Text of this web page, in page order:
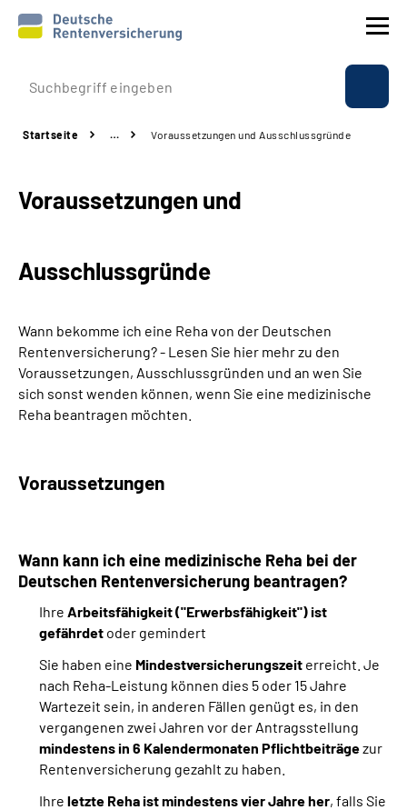
Prävention
Rente
Über uns & Presse
Online-Services
Mein Kundenportal
Startseite … Voraussetzungen und Ausschlussgründe
Voraussetzungen und
Ausschlussgründe
Wann bekomme ich eine Reha von der Deutschen
Rentenversicherung? - Lesen Sie hier mehr zu den
Voraussetzungen, Ausschlussgründen und an wen Sie
sich sonst wenden können, wenn Sie eine medizinische
Reha beantragen möchten.
Voraussetzungen
Wann kann ich eine medizinische Reha bei der
Deutschen Rentenversicherung beantragen?
Ihre Arbeitsfähigkeit ("Erwerbsfähigkeit") ist
gefährdet oder gemindert
Sie haben eine Mindestversicherungszeit erreicht. Je
nach Reha-Leistung können dies 5 oder 15 Jahre
Wartezeit sein, in anderen Fällen genügt es, in den
vergangenen zwei Jahren vor der Antragsstellung
mindestens in 6 Kalendermonaten Pflichtbeiträgezur
Rentenversicherung gezahlt zu haben.
Ihre letzte Reha ist mindestens vier Jahre her, falls Sie